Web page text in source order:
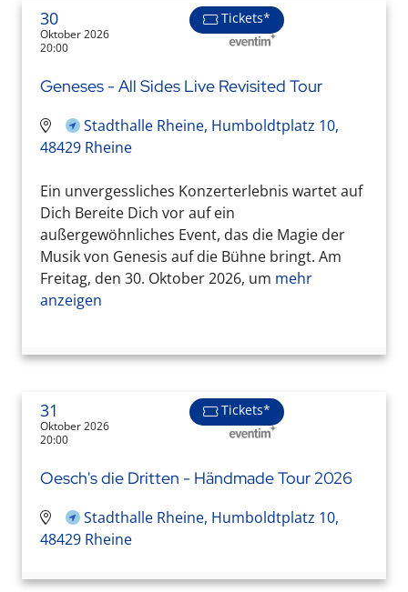
30
Oktober 2026
20:00
Tickets*
Geneses - All Sides Live Revisited Tour
Stadthalle Rheine, Humboldtplatz 10,
48429 Rheine
Ein unvergessliches Konzerterlebnis wartet auf
Dich Bereite Dich vor auf ein
außergewöhnliches Event, das die Magie der
Musik von Genesis auf die Bühne bringt. Am
Freitag, den 30. Oktober 2026, um mehr
anzeigen
31
Oktober 2026
20:00
Tickets*
Oesch's die Dritten - Händmade Tour 2026
Stadthalle Rheine, Humboldtplatz 10,
48429 Rheine